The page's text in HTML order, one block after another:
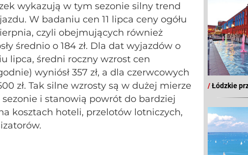
wykazują w tym sezonie silny trend
W badaniu cen 11 lipca ceny ogółu
czyli obejmujących również
średnio o 184 zł. Dla dat wyjazdów o
lipca, średni roczny wzrost cen
wyniósł 357 zł, a dla czerwcowych
zł. Tak silne wzrosty są w dużej mierze
i stanowią powrót do bardziej
kosztach hoteli, przelotów lotniczych,
/Łódzkie